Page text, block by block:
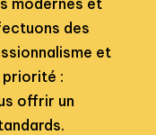
des
et
:
offrir un